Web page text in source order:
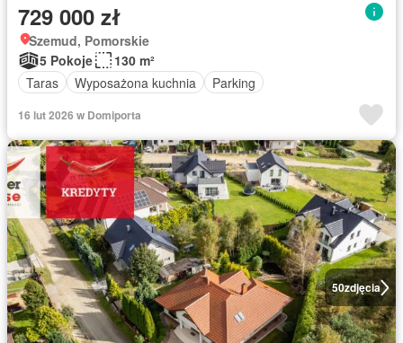
729 000 zł
Szemud, Pomorskie
5 Pokoje
130 m²
Taras
Wyposażona kuchnia Parking
16 lut 2026 w Domiporta
50zdjęcia